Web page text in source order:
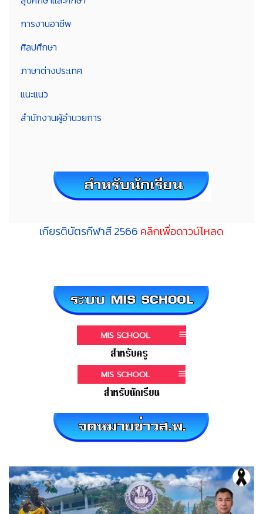
การงานอาชีพ
ศิลปศึกษา
ภาษาต่างประเทศ
แนะแนว
สำนักงานผู้อำนวยการ
เกียรติบัตรกีฬาสี 2566 คลิกเพื่อดาวน์โหลด